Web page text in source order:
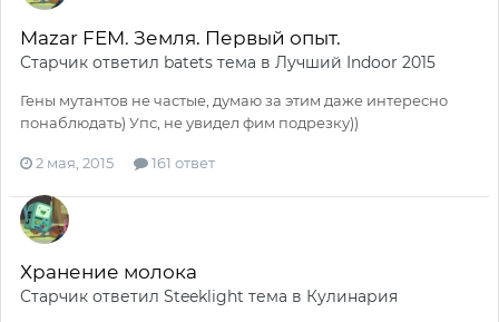
Mazar FEM. Земля. Первый опыт.
Старчик ответил batets тема в Лучший Indoor 2015
Гены мутантов не частые, думаю за этим даже интересно
понаблюдать) Упс, не увидел фим подрезку))
2 мая, 2015 161 ответ
Хранение молока
Старчик ответил Steeklight тема в Кулинария